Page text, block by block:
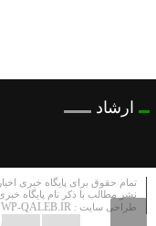
ارشاد
تمام حقوق برای پایگاه خبری
نشر مطالب با ذکر نام پایگاه
طراحی سایت : WP-QALEB.IR